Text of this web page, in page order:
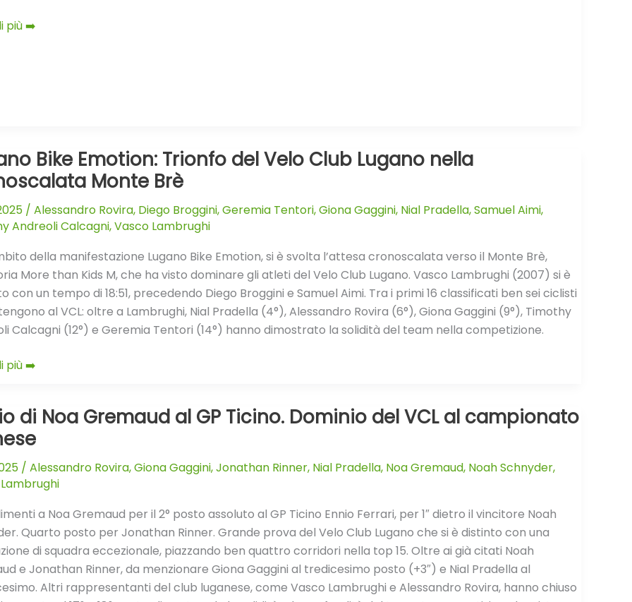
più ➡️
Bike Emotion: Trionfo del Velo Club Lugano nella
Monte Brè
/ Alessandro Rovira, Diego Broggini,Geremia Tentori,Giona Gaggini, Nial Pradella,Samuel Aimi,
Andreoli Calcagni,Vasco Lambrughi
della manifestazione Lugano Bike Emotion, si è svolta l’attesa cronoscalata verso il Monte Brè,
More than Kids M, che ha visto dominare gli atleti del Velo Club Lugano. Vasco Lambrughi (2007) si è
con un tempo di 18:51, precedendo Diego Broggini e Samuel Aimi. Tra i primi 16 classificati ben sei ciclisti
al VCL: oltre a Lambrughi, Nial Pradella (4°), Alessandro Rovira (6°), Giona Gaggini (9°), Timothy
Calcagni (12°) e Geremia Tentori (14°) hanno dimostrato la solidità del team nella competizione.
più ➡️
di Noa Gremaud al GP Ticino. Dominio del VCL al campionato
/ Alessandro Rovira,Giona Gaggini,Jonathan Rinner, Nial Pradella, Noa Gremaud, Noah Schnyder,
a Noa Gremaud per il 2° posto assoluto al GP Ticino Ennio Ferrari, per 1″ dietro il vincitore Noah
Quarto posto per Jonathan Rinner. Grande prova del Velo Club Lugano che si è distinto con una
di squadra eccezionale, piazzando ben quattro corridori nella top 15. Oltre ai già citati Noah
e Jonathan Rinner, da menzionare Giona Gaggini al tredicesimo posto (+3″) e Nial Pradella al
Altri rappresentanti del club luganese, come Vasco Lambrughi e Alessandro Rovira, hanno chiuso